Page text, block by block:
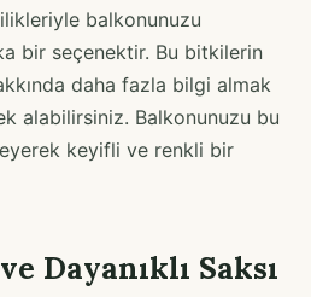
balkonunuzu
bir seçenektir. Bu bitkilerin
daha fazla bilgi almak
alabilirsiniz. Balkonunuzu bu
keyifli ve renkli bir
Dayanıklı Saksı